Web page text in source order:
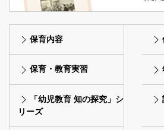
保育内容
保育・教育実習
「幼児教育 知の探究」シ
リーズ